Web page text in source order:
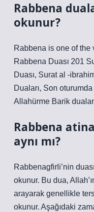
Rabbena
okunur?
Rabbena is one of the
Rabbena Duası 201
Duası, Surat al -
Duaları, Son
Allahürme Barik
Rabbena
aynı mı?
Rabbenagfirli’nin
okunur. Bu dua,
arayarak genellikle
okunur. Aşağıdaki